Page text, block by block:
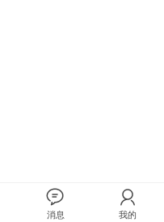
消息 我的